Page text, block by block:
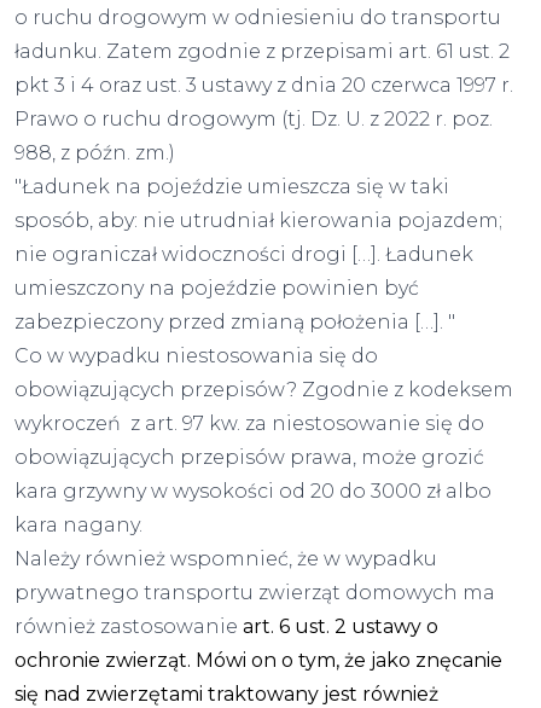
o ruchu drogowym w odniesieniu do transportu
ładunku. Zatem zgodnie z przepisami art. 61 ust. 2
pkt 3 i 4 oraz ust. 3 ustawy z dnia 20 czerwca 1997 r.
Prawo o ruchu drogowym (tj. Dz. U. z 2022 r. poz.
988, z późn. zm.)
"Ładunek na pojeździe umieszcza się w taki
sposób, aby: nie utrudniał kierowania pojazdem;
nie ograniczał widoczności drogi […]. Ładunek
umieszczony na pojeździe powinien być
zabezpieczony przed zmianą położenia […]. "
Co w wypadku niestosowania się do
obowiązujących przepisów? Zgodnie z kodeksem
wykroczeń z art. 97 kw. za niestosowanie się do
obowiązujących przepisów prawa, może grozić
kara grzywny w wysokości od 20 do 3000 zł albo
kara nagany.
Należy również wspomnieć, że w wypadku
prywatnego transportu zwierząt domowych ma
również zastosowanie art. 6 ust. 2 ustawy o
ochronie zwierząt. Mówi on o tym, że jako znęcanie
się nad zwierzętami traktowany jest również